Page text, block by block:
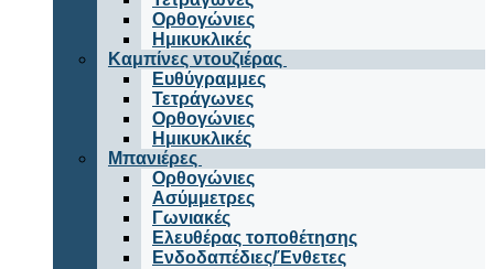
Ορθογώνιες
Ημικυκλικές
Καμπίνες ντουζιέρας
Ευθύγραμμες
Τετράγωνες
Ορθογώνιες
Ημικυκλικές
Μπανιέρες
Ορθογώνιες
Ασύμμετρες
Γωνιακές
Ελευθέρας τοποθέτησης
Ενδοδαπέδιες/Ένθετες